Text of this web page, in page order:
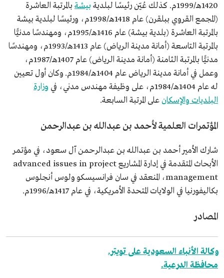
1420هـ/1999م. كذلك عُيّن رئيسًا لبلدية
بيشة بالمرتبة العاشرة
(المجمع القروي ببلقرن) عام 1418هـ/1998م، ورئيسًا لبلدية بيشة
بالمرتبة العاشرة (بلدية بيشة) عام 1416هـ/1995م، ومهندسًا مدنيًّا
بالمرتبة التاسعة (أمانة مدينة الرياض) عام 1413هـ/1993م، ومهندسًا
مدنيًّا بالمرتبة الثامنة (أمانة مدينة الرياض) عام 1407هـ/1987م،
وعمل في أمانة مدينة الرياض عام 1404هـ/1984م. وكان أول تعيين
له عام 1404هـ/1984م، على وظيفة مهندس مدني، في
وزارة
البلديات والإسكانعلى المرتبة السابعة.
المؤتمرات العلمية لأحمد بن عبدالله بن عبدالرحمن
شارك الأمير أحمد بن عبدالله بن عبدالرحمن آل سعود، في مؤتمر
الأبحاث المتقدمة في إدارة المشاريع advanced issues in project
management، المنعقد في سان فرانسيسكو ولوس أنجلوس
بكاليفورنيا في الولايات المتحدة الأمريكية، في عام 1417هـ/1996م.
المصادر
وكالة الأنباء السعودية على تويتر.
محافظة الدرعية.